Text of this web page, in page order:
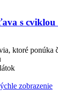
s cviklou
ktoré ponúka
zobrazenie